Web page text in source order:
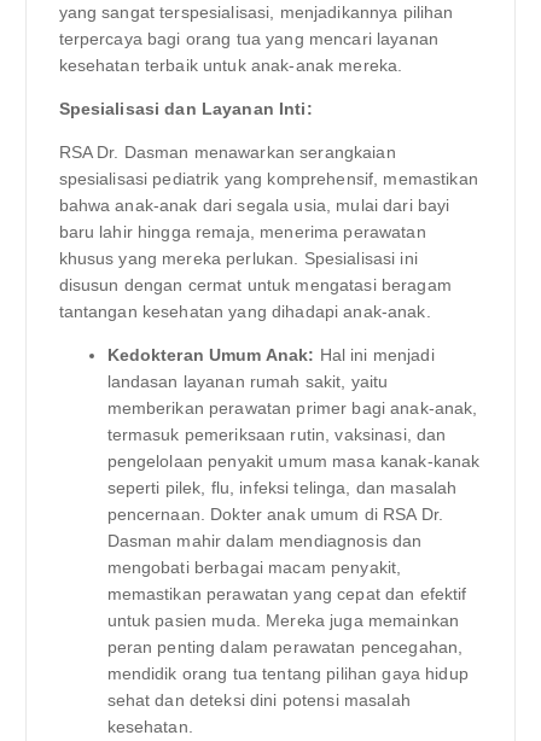
yang sangat terspesialisasi, menjadikannya pilihan
terpercaya bagi orang tua yang mencari layanan
kesehatan terbaik untuk anak-anak mereka.
Spesialisasi dan Layanan Inti:
RSA Dr. Dasman menawarkan serangkaian
spesialisasi pediatrik yang komprehensif, memastikan
bahwa anak-anak dari segala usia, mulai dari bayi
baru lahir hingga remaja, menerima perawatan
khusus yang mereka perlukan. Spesialisasi ini
disusun dengan cermat untuk mengatasi beragam
tantangan kesehatan yang dihadapi anak-anak.
Kedokteran Umum Anak: Hal ini menjadi
landasan layanan rumah sakit, yaitu
memberikan perawatan primer bagi anak-anak,
termasuk pemeriksaan rutin, vaksinasi, dan
pengelolaan penyakit umum masa kanak-kanak
seperti pilek, flu, infeksi telinga, dan masalah
pencernaan. Dokter anak umum di RSA Dr.
Dasman mahir dalam mendiagnosis dan
mengobati berbagai macam penyakit,
memastikan perawatan yang cepat dan efektif
untuk pasien muda. Mereka juga memainkan
peran penting dalam perawatan pencegahan,
mendidik orang tua tentang pilihan gaya hidup
sehat dan deteksi dini potensi masalah
kesehatan.